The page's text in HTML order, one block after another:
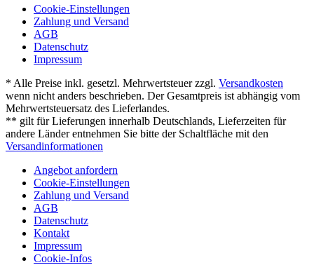
Cookie-Einstellungen
Zahlung und Versand
AGB
Datenschutz
Impressum
* Alle Preise inkl. gesetzl. Mehrwertsteuer zzgl. Versandkosten
wenn nicht anders beschrieben. Der Gesamtpreis ist abhängig vom
Mehrwertsteuersatz des Lieferlandes.
** gilt für Lieferungen innerhalb Deutschlands, Lieferzeiten für
andere Länder entnehmen Sie bitte der Schaltfläche mit den
Versandinformationen
Angebot anfordern
Cookie-Einstellungen
Zahlung und Versand
AGB
Datenschutz
Kontakt
Impressum
Cookie-Infos